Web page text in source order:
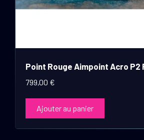
Point Rouge Aimpoint Acro P2
799,00 €
Ajouter au panier